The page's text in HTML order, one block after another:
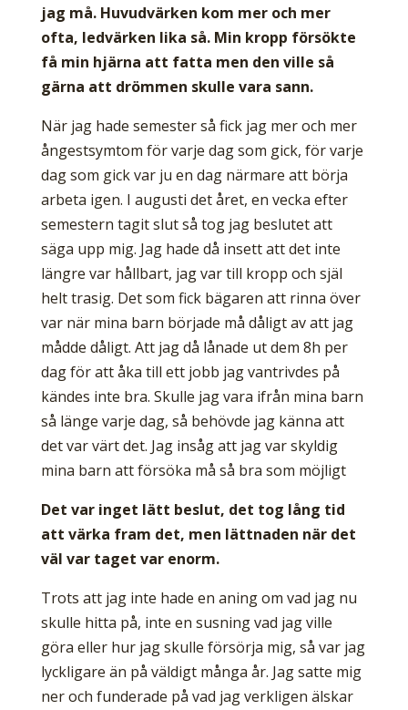
jag må. Huvudvärken kom mer och mer
ofta, ledvärken lika så. Min kropp försökte
få min hjärna att fatta men den ville så
gärna att drömmen skulle vara sann.
När jag hade semester så fick jag mer och mer
ångestsymtom för varje dag som gick, för varje
dag som gick var ju en dag närmare att börja
arbeta igen. I augusti det året, en vecka efter
semestern tagit slut så tog jag beslutet att
säga upp mig. Jag hade då insett att det inte
längre var hållbart, jag var till kropp och själ
helt trasig. Det som fick bägaren att rinna över
var när mina barn började må dåligt av att jag
mådde dåligt. Att jag då lånade ut dem 8h per
dag för att åka till ett jobb jag vantrivdes på
kändes inte bra. Skulle jag vara ifrån mina barn
så länge varje dag, så behövde jag känna att
det var värt det. Jag insåg att jag var skyldig
mina barn att försöka må så bra som möjligt
Det var inget lätt beslut, det tog lång tid
att värka fram det, men lättnaden när det
väl var taget var enorm.
Trots att jag inte hade en aning om vad jag nu
skulle hitta på, inte en susning vad jag ville
göra eller hur jag skulle försörja mig, så var jag
lyckligare än på väldigt många år. Jag satte mig
ner och funderade på vad jag verkligen älskar